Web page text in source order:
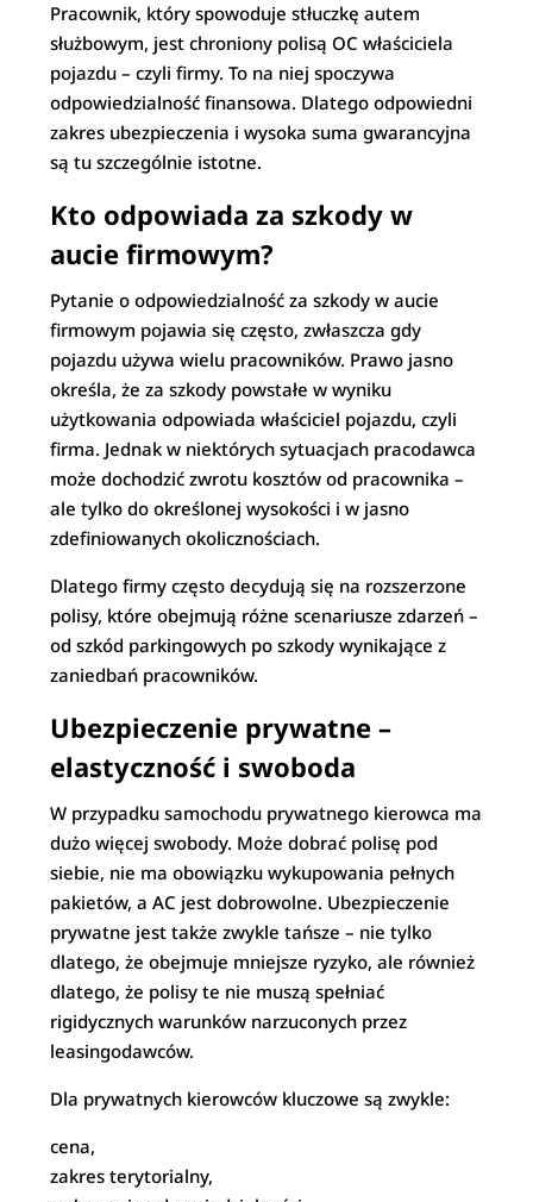
Pracownik, który spowoduje stłuczkę autem
służbowym, jest chroniony polisą OC właściciela
pojazdu – czyli firmy. To na niej spoczywa
odpowiedzialność finansowa. Dlatego odpowiedni
zakres ubezpieczenia i wysoka suma gwarancyjna
są tu szczególnie istotne.
Kto odpowiada za szkody w
aucie firmowym?
Pytanie o odpowiedzialność za szkody w aucie
firmowym pojawia się często, zwłaszcza gdy
pojazdu używa wielu pracowników. Prawo jasno
określa, że za szkody powstałe w wyniku
użytkowania odpowiada właściciel pojazdu, czyli
firma. Jednak w niektórych sytuacjach pracodawca
może dochodzić zwrotu kosztów od pracownika –
ale tylko do określonej wysokości i w jasno
zdefiniowanych okolicznościach.
Dlatego firmy często decydują się na rozszerzone
polisy, które obejmują różne scenariusze zdarzeń –
od szkód parkingowych po szkody wynikające z
zaniedbań pracowników.
Ubezpieczenie prywatne –
elastyczność i swoboda
W przypadku samochodu prywatnego kierowca ma
dużo więcej swobody. Może dobrać polisę pod
siebie, nie ma obowiązku wykupowania pełnych
pakietów, a AC jest dobrowolne. Ubezpieczenie
prywatne jest także zwykle tańsze – nie tylko
dlatego, że obejmuje mniejsze ryzyko, ale również
dlatego, że polisy te nie muszą spełniać
rigidycznych warunków narzuconych przez
leasingodawców.
Dla prywatnych kierowców kluczowe są zwykle:
cena,
zakres terytorialny,